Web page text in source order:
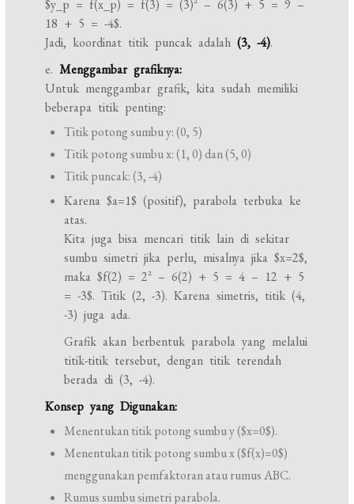
$y_p = f(x_p) = f(3) = (3)^2 – 6(3) + 5 = 9 –
18 + 5 = -4$.
Jadi, koordinat titik puncak adalah(3, -4).
e.Menggambar grafiknya:
Untuk menggambar grafik, kita sudah memiliki
beberapa titik penting:
Titik potong sumbu y: (0, 5)
Titik potong sumbu x: (1, 0) dan (5, 0)
Titik puncak: (3, -4)
Karena $a=1$ (positif), parabola terbuka ke
atas.
Kita juga bisa mencari titik lain di sekitar
sumbu simetri jika perlu, misalnya jika $x=2$,
maka $f(2) = 2^2 – 6(2) + 5 = 4 – 12 + 5
= -3$. Titik (2, -3). Karena simetris, titik (4,
-3) juga ada.
Grafik akan berbentuk parabola yang melalui
titik-titik tersebut, dengan titik terendah
berada di (3, -4).
Konsep yang Digunakan:
Menentukan titik potong sumbu y ($x=0$).
Menentukan titik potong sumbu x ($f(x)=0$)
menggunakan pemfaktoran atau rumus ABC.
Rumus sumbu simetri parabola.